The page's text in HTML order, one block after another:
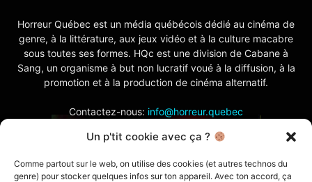
Un p'tit cookie avec ça ?
Comme partout sur le web, on utilise des cookies (et autres technos du
genre) pour stocker quelques infos sur ton appareil. Avec ton accord, ça
Horreur Québec est un média québécois dédié au cinéma de
genre, à la littérature, aux jeux vidéo et à la culture macabre
sous toutes ses formes. HQc est une division de Cabane à
Sang, un organisme à but non lucratif voué à la diffusion, à la
promotion et à la production de cinéma alternatif.
Contactez-nous: info@horreur.quebec
SUIVEZ NOUS